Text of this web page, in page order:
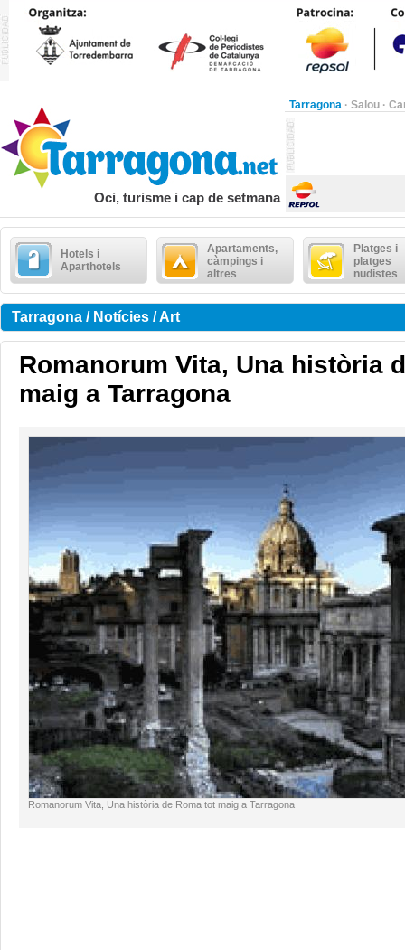
Tarragona · Salou ·
Oci, turisme i cap de setmana
Hotels i
Aparthotels
Apartaments,
càmpings i
altres
Platges i
platges
nudistes
Tarragona / Notícies / Art
Romanorum Vita, Una història
maig a Tarragona
Romanorum Vita, Una història de Roma tot maig a Tarragona